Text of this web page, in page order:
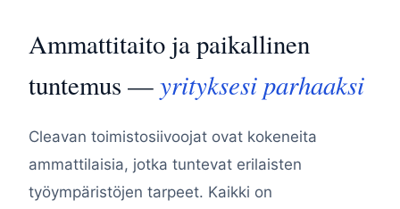
Ammattitaito ja paikallinen
tuntemus —yrityksesi parhaaksi
Cleavan toimistosiivoojat ovat kokeneita
ammattilaisia, jotka tuntevat erilaisten
työympäristöjen tarpeet. Kaikki on